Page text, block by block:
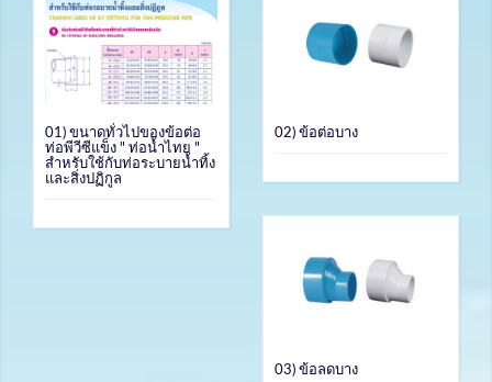
01) ขนาดทั่วไปของข้อต่อ
ท่อพีวีซีแข็ง " ท่อน้ำไทย "
สำหรับใช้กับท่อระบายน้ำทิ้ง
และสิ่งปฏิกูล
02) ข้อต่อบาง
03) ข้อลดบาง